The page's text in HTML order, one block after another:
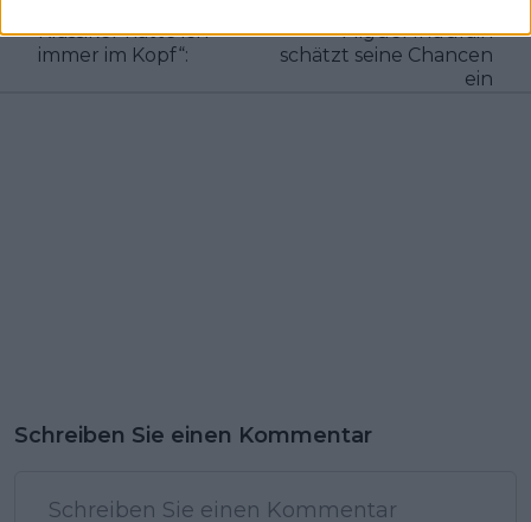
Klassiker hatte ich
immer im Kopf“:
Miguel Indurain
schätzt seine Chancen
ein
Schreiben Sie einen Kommentar